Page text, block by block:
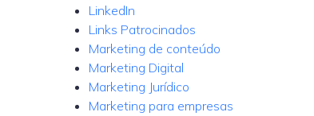
LinkedIn
Links Patrocinados
Marketing de conteúdo
Marketing Digital
Marketing Jurídico
Marketing para empresas